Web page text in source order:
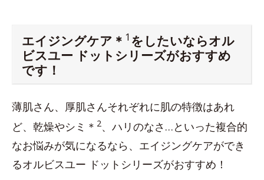
エイジングケア＊ 1 をしたいならオル
ビスユー ドットシリーズがおすすめ
です！
薄肌さん、厚肌さんそれぞれに肌の特徴はあれ
ど、乾燥やシミ＊ 2、ハリのなさ…といった複合的
なお悩みが気になるなら、エイジングケアができ
るオルビスユー ドットシリーズがおすすめ！